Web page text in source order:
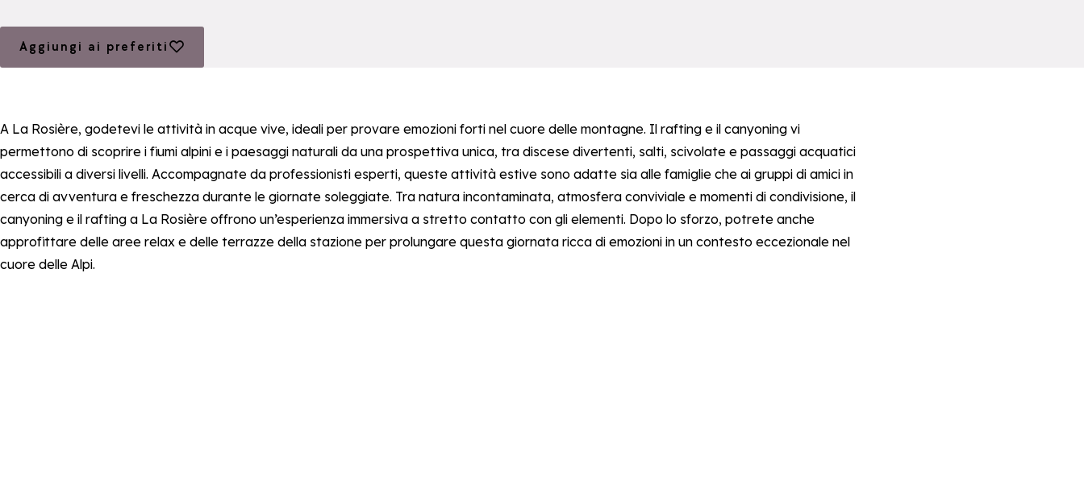
Aggiungi ai preferiti
Aggiungi ai preferiti
A La Rosière, godetevi le attività in acque vive, ideali per provare emozioni forti nel cuore delle montagne. Il rafting e il canyoning vi
permettono di scoprire i fiumi alpini e i paesaggi naturali da una prospettiva unica, tra discese divertenti, salti, scivolate e passaggi acquatici
accessibili a diversi livelli. Accompagnate da professionisti esperti, queste attività estive sono adatte sia alle famiglie che ai gruppi di amici in
cerca di avventura e freschezza durante le giornate soleggiate. Tra natura incontaminata, atmosfera conviviale e momenti di condivisione, il
canyoning e il rafting a La Rosière offrono un’esperienza immersiva a stretto contatto con gli elementi. Dopo lo sforzo, potrete anche
approfittare delle aree relax e delle terrazze della stazione per prolungare questa giornata ricca di emozioni in un contesto eccezionale nel
cuore delle Alpi.